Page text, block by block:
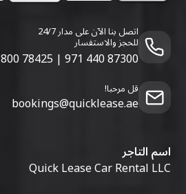
اتصل بنا الآن على مدار 24/7
للحجز والاستفسار
800 78425 | 971 440 87300
قل مرحبا!
bookings@quicklease.ae
اسم التاجر
Quick Lease Car Rental LLC